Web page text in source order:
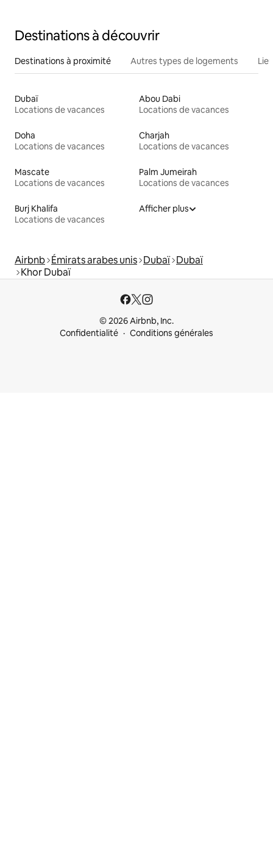
Destinations à découvrir
Destinations à proximité Autres types de logements
Dubaï
Locations de vacances
Abou Dabi
Locations de vacances
Doha
Locations de vacances
Charjah
Locations de vacances
Mascate
Locations de vacances
Palm Jumeirah
Locations de vacances
Burj Khalifa
Locations de vacances
Afficher plus
Airbnb Émirats arabes unis Dubaï Dubaï
Khor Dubaï
© 2026 Airbnb, Inc.
Confidentialité
Conditions générales